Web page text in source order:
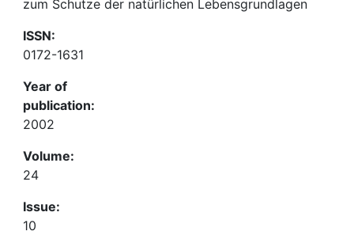
zum Schutze der natürlichen Lebensgrundlagen
ISSN:
0172-1631
Year of
publication:
2002
Volume:
24
Issue:
10